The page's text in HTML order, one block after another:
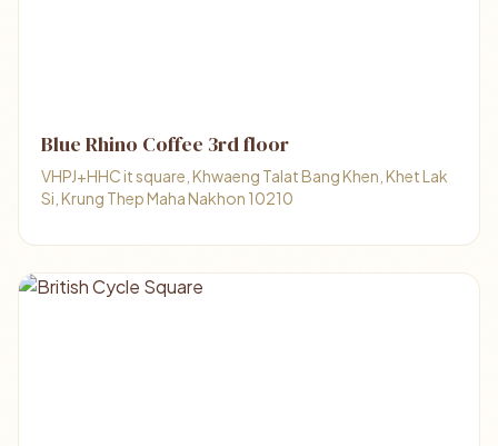
Blue Rhino Coffee 3rd floor
VHPJ+HHC it square, Khwaeng Talat Bang Khen, Khet Lak
Si, Krung Thep Maha Nakhon 10210